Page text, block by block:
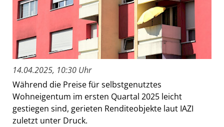
14.04.2025, 10:30 Uhr
Während die Preise für selbstgenutztes
Wohneigentum im ersten Quartal 2025 leicht
gestiegen sind, gerieten Renditeobjekte laut IAZI
zuletzt unter Druck.